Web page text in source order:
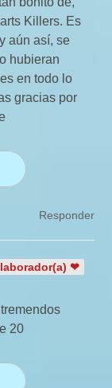
Killers. Es
aún así, se
hubieran
en todo lo
gracias por
Responder
❤
20